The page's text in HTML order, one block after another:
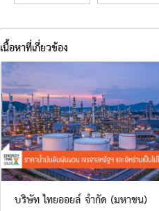
เนื้อหาที่เกี่ยวข้อง
บริษัท ไทยออยล์ จำกัด (มหาชน)